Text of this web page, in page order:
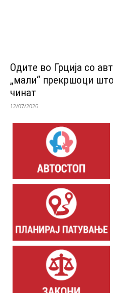
Одитe во Грција со
„мали“ прекршоци
чинат
12/07/2026